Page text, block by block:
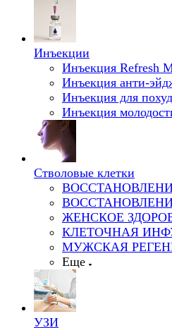
Инъекции
Инъекция Refresh
Инъекция анти-
Инъекция для
Инъекция
Стволовые клетки
ЖЕНСКОЕ
КЛЕТОЧНАЯ
МУЖСКАЯ
Еще
УЗИ